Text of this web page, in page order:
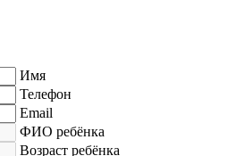
Имя
Телефон
Email
ФИО ребёнка
Возраст ребёнка